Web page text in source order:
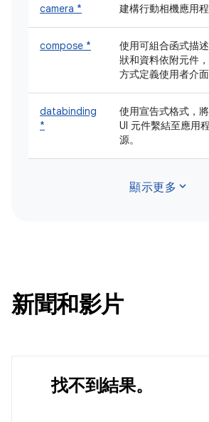
camera * 建構行動相機應用程
compose *
使用可組合函式描
狀和資料依附元件
方式定義使用者介面
databinding
*
使用宣告式格式，
UI 元件繫結至應用
源。
顯示更多 expand_more
新聞和影片
找不到結果。